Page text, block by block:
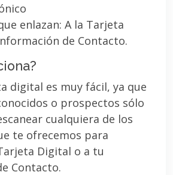
enlazan: A la Tarjeta
de Contacto.
digital es muy fácil, ya que
o prospectos sólo
cualquiera de los
te ofrecemos para
Digital o a tu
Contacto.